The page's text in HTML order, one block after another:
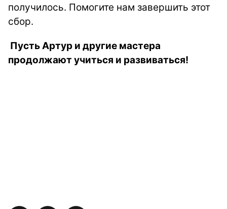
получилось. Помогите нам завершить этот
сбор.
Пусть Артур и другие мастера
продолжают учиться и развиваться!